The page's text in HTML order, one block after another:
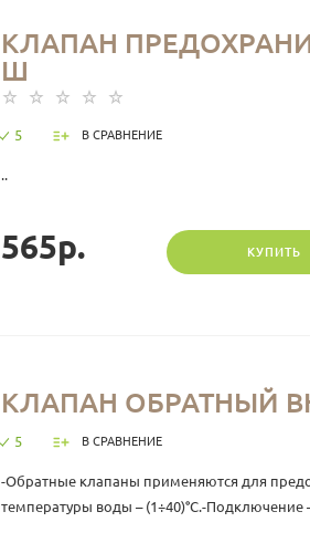
КЛАПАН
Ш
5 В СРАВНЕНИЕ
..
565р. КУПИТЬ
КЛАПАН ОБРАТНЫЙ
5 В СРАВНЕНИЕ
-Обратные клапаны применяются для
температуры воды – (1÷40)°С.-Подключение